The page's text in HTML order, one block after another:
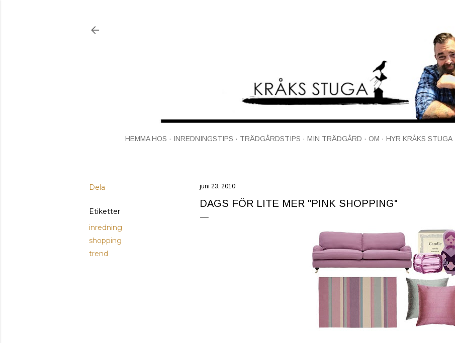
HEMMA HOS INREDNINGSTIPS TRÄDGÅRDSTIPS MIN TRÄDGÅRD OM HYR KRÅKS STUGA
Dela
Etiketter
inredning
shopping
trend
juni 23, 2010
DAGS FÖR LITE MER "PINK SHOPPING"